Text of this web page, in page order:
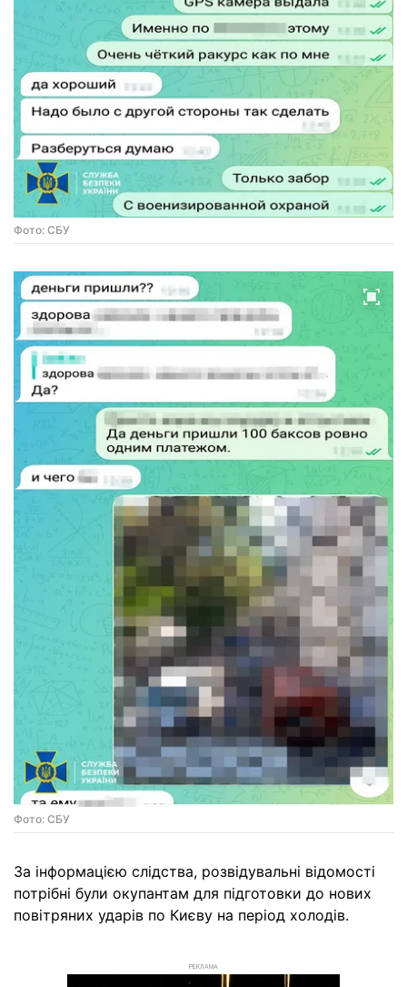
Фото: СБУ
Фото: СБУ
За інформацією слідства, розвідувальні відомості
потрібні були окупантам для підготовки до нових
повітряних ударів по Києву на період холодів.
РЕКЛАМА